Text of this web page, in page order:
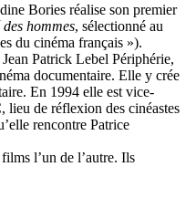
Bories réalise son premier
hommes, sélectionné au
du cinéma français »).
Patrick Lebel Périphérie,
documentaire. Elle y crée
En 1994 elle est vice-
lieu de réflexion des cinéastes
rencontre Patrice
l’un de l’autre. Ils